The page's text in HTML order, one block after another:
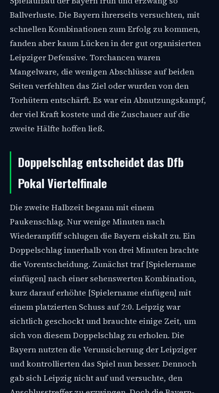
Ballverluste. Die Bayern ihrerseits versuchten, mit
schnellen Kombinationen zum Erfolg zu kommen,
fanden aber kaum Lücken in der gut organisierten
Leipziger Defensive. Torchancen waren
Mangelware, die wenigen Abschlüsse auf beiden
Seiten verfehlten das Ziel oder wurden von den
Torhütern entschärft. Es war ein Abnutzungskampf,
der viel Kraft kostete und die Zuschauer auf die
zweite Hälfte hoffen ließ.
Doppelschlag entscheidet das Dfb
Pokal Viertelfinale
Die zweite Halbzeit begann mit einem
Paukenschlag. Nur wenige Minuten nach
Wiederanpfiff schlugen die Bayern eiskalt zu. Ein
Doppelschlag innerhalb von drei Minuten brachte
die Vorentscheidung. Zunächst traf [Spielername
einfügen] nach einer sehenswerten Kombination,
kurz darauf erhöhte [Spielername einfügen] mit
einem platzierten Schuss auf 2:0. Leipzig war
sichtlich geschockt und brauchte einige Zeit, um
sich von diesem Doppelschlag zu erholen. Die
Bayern nutzten die Verunsicherung der Leipziger
und kontrollierten das Spiel nun besser. Dennoch
gab sich Leipzig nicht auf und versuchte, den